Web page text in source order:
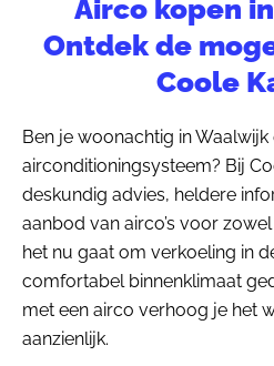
Airco kopen
Ontdek de
Coole
Ben je woonachtig in
airconditioningsysteem? Bij
deskundig advies, heldere
aanbod van airco’s voor
het nu gaat om verkoeling in
comfortabel binnenklimaat
met een airco verhoog je het
aanzienlijk.